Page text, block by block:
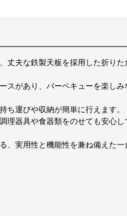
丈夫な鉄製天板を採用した折り
スがあり、バーベキューを楽しみ
ち運びや収納が簡単に行えます。
理器具や食器類をのせても安心
、実用性と機能性を兼ね備えた一